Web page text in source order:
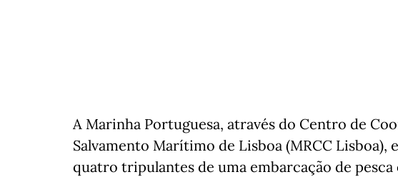
A Marinha Portuguesa, através do Centro de
Salvamento Marítimo de Lisboa (MRCC Lisboa),
quatro tripulantes de uma embarcação de